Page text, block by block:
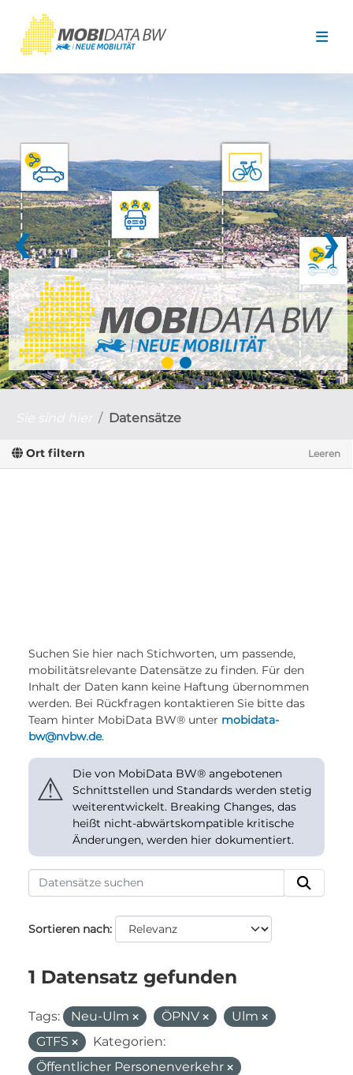
❮ ❯
Datensätze
Ort filtern Leeren
Suchen Sie hier nach Stichworten, um passende,
mobilitätsrelevante Datensätze zu finden. Für den
Inhalt der Daten kann keine Haftung übernommen
werden. Bei Rückfragen kontaktieren Sie bitte das
Team hinter MobiData BW® unter mobidata-
bw@nvbw.de.
⚠
Die von MobiData BW® angebotenen
Schnittstellen und Standards werden stetig
weiterentwickelt. Breaking Changes, das
heißt nicht-abwärtskompatible kritische
Änderungen, werden hier dokumentiert.
Sortieren nach
1 Datensatz gefunden
Tags: Neu-Ulm ÖPNV
Ulm
GTFS
Kategorien:
Öffentlicher Personenverkehr